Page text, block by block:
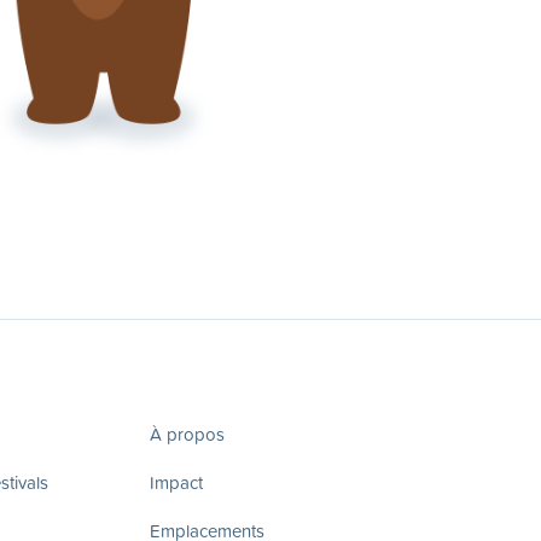
À propos
Impact
Emplacements